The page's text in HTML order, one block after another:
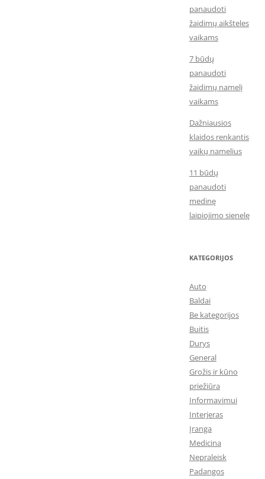
panaudoti
žaidimų aikšteles
vaikams
7 būdų
panaudoti
žaidimų namelį
vaikams
Dažniausios
klaidos renkantis
vaikų namelius
11 būdų
panaudoti
medinę
laipiojimo sienelę
KATEGORIJOS
Auto
Baldai
Be kategorijos
Buitis
Durys
General
Grožis ir kūno
priežiūra
Informavimui
Interjeras
Įranga
Medicina
Nepraleisk
Padangos